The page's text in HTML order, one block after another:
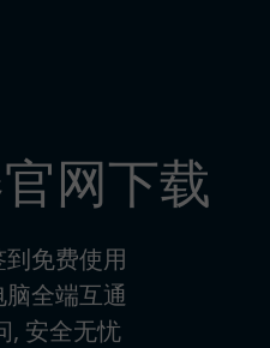
网下载
免费使用
全端互通
, 安全无忧